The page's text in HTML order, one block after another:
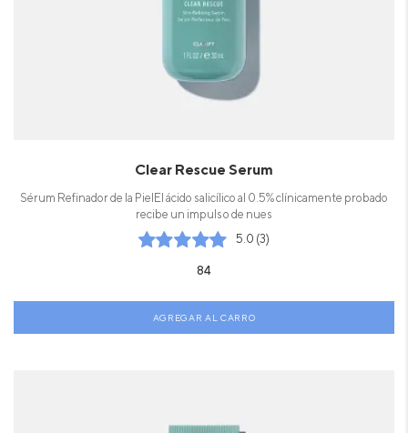
Clear Rescue Serum
Sérum Refinador de la PielEl ácido salicílico al 0.5% clínicamente probado
recibe un impulso de nues
5.0 (3)
84
AGREGAR AL CARRO